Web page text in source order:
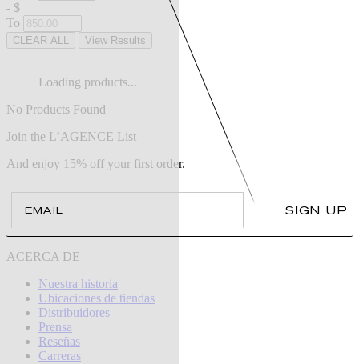
- $
To
CLEAR ALL View Results
Loading products...
No Products Found
Join the L’AGENCE List
And enjoy 15% off your first order.
SIGN UP
ACERCA DE
Nuestra historia
Ubicaciones de tiendas
Distribuidores
Prensa
Reseñas
Carreras